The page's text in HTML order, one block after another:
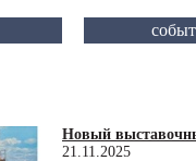
Новый
21.11.2025